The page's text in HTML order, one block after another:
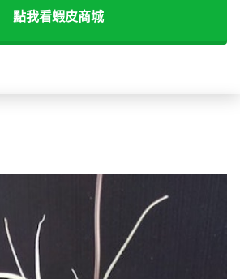
點我看蝦皮商城